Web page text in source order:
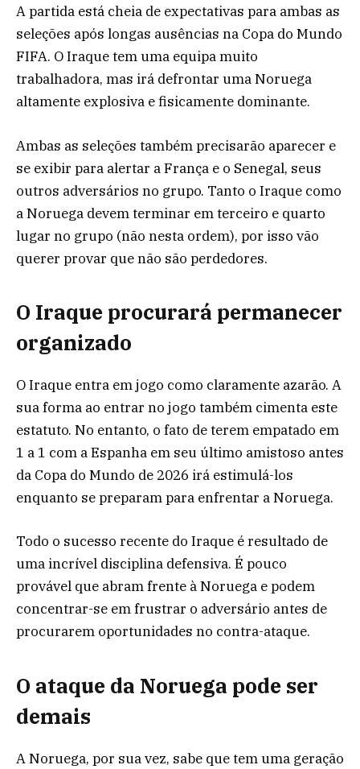
A partida está cheia de expectativas para ambas as
seleções após longas ausências na Copa do Mundo
FIFA. O Iraque tem uma equipa muito
trabalhadora, mas irá defrontar uma Noruega
altamente explosiva e fisicamente dominante.
Ambas as seleções também precisarão aparecer e
se exibir para alertar a França e o Senegal, seus
outros adversários no grupo. Tanto o Iraque como
a Noruega devem terminar em terceiro e quarto
lugar no grupo (não nesta ordem), por isso vão
querer provar que não são perdedores.
O Iraque procurará permanecer
organizado
O Iraque entra em jogo como claramente azarão. A
sua forma ao entrar no jogo também cimenta este
estatuto. No entanto, o fato de terem empatado em
1 a 1 com a Espanha em seu último amistoso antes
da Copa do Mundo de 2026 irá estimulá-los
enquanto se preparam para enfrentar a Noruega.
Todo o sucesso recente do Iraque é resultado de
uma incrível disciplina defensiva. É pouco
provável que abram frente à Noruega e podem
concentrar-se em frustrar o adversário antes de
procurarem oportunidades no contra-ataque.
O ataque da Noruega pode ser
demais
A Noruega, por sua vez, sabe que tem uma geração